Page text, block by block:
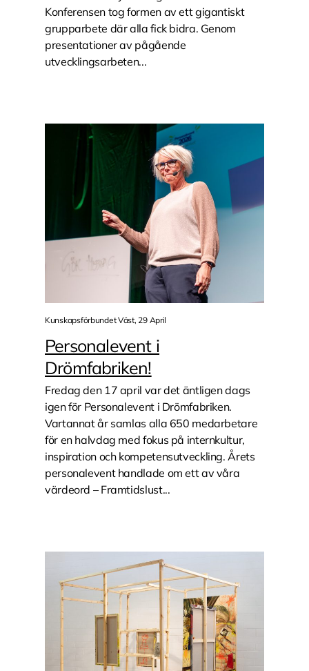
Konferensen tog formen av ett gigantiskt
grupparbete där alla fick bidra. Genom
presentationer av pågående
utvecklingsarbeten...
Kunskapsförbundet Väst, 29 April
Personalevent i
Drömfabriken!
Fredag den 17 april var det äntligen dags
igen för Personalevent i Drömfabriken.
Vartannat år samlas alla 650 medarbetare
för en halvdag med fokus på internkultur,
inspiration och kompetensutveckling. Årets
personalevent handlade om ett av våra
värdeord – Framtidslust...